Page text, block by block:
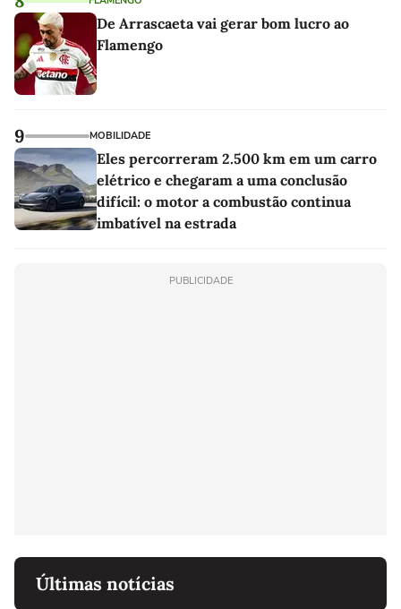
De Arrascaeta vai gerar bom lucro ao
Flamengo
9 MOBILIDADE
Eles percorreram 2.500 km em um carro
elétrico e chegaram a uma conclusão
difícil: o motor a combustão continua
imbatível na estrada
PUBLICIDADE
Últimas notícias